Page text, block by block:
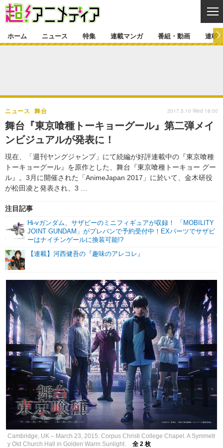
ゲーム・アプリ マンガ
グッズ
声優 コスプレ
舞台 新帝スタ
特集一覧 カバー
ラキりす
連載マンガ
連載マンガ一覧 連載一覧
番組・動画
番組・動画一覧
動画
連載・ブログ
連載・ブログ一覧 コラム
編集部ブログ・お知らせ
ホーム ニュース 特集 連載マンガ 番組・動画 連載
舞台『東京喰種トーキョーグール』第二弾メイ
ンビジュアルが発表に！
現在、「週刊ヤングジャンプ」にて続編が好評連載中の『東京喰種
トーキョーグール』を原作とした、舞台『東京喰種トーキョー グー
ル』。3月に開催された「AnimeJapan 2017」に於いて、金木研役
が松田凌と発表され、3 …
ニュース 舞台
注目記事
Hi-vガンダム、サザビーのミニフィギュアが収録！ 「MOBILITY
JOINT GUNDAM」がプレバンで予約受付中！EXパーツでサザビ
ーはナイチンゲールに換装可能!?
【連載】河西健吾の『趣味のアレコレ』
2017.5.10 Wed 18:00
Cambridge, UK – March 23, 2015: Corpus Christi College Chapel. A Symmetr
y Old Church Hall in Golden Warm Sunlight.
全 2 枚